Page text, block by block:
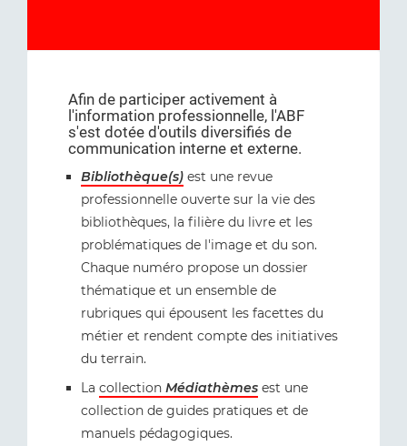
Afin de participer activement à
l'information professionnelle, l'ABF
s'est dotée d'outils diversifiés de
communication interne et externe.
Bibliothèque(s) est une revue
professionnelle ouverte sur la vie des
bibliothèques, la filière du livre et les
problématiques de l'image et du son.
Chaque numéro propose un dossier
thématique et un ensemble de
rubriques qui épousent les facettes du
métier et rendent compte des initiatives
du terrain.
La collection Médiathèmes est une
collection de guides pratiques et de
manuels pédagogiques.